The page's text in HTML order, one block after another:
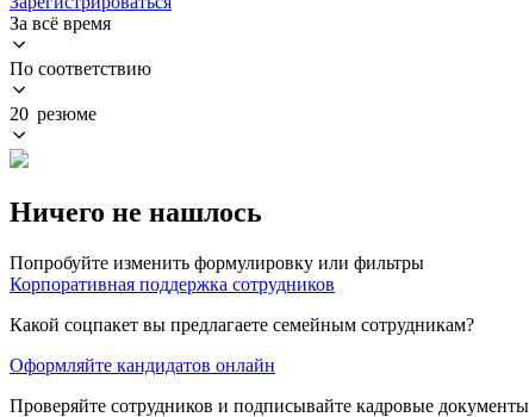
За всё время
По соответствию
20 резюме
Ничего не нашлось
Попробуйте изменить формулировку или фильтры
Корпоративная поддержка сотрудников
Какой соцпакет вы предлагаете семейным сотрудникам?
Оформляйте кандидатов онлайн
Проверяйте сотрудников и подписывайте кадровые